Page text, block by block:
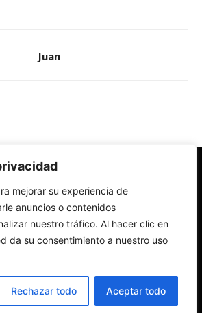
mejorar su experiencia de
anuncios o contenidos
nuestro tráfico. Al hacer clic en
da su consentimiento a nuestro uso
Rechazar todo Aceptar todo
Juan
la Iglesia católica y la sociedad